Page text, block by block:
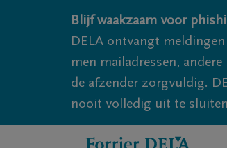
Overslaan en naar inhoud gaan
Blijf waakzaam voor
DELA ontvangt
men mailadressen,
de afzender zorgvuldig.
nooit volledig uit te